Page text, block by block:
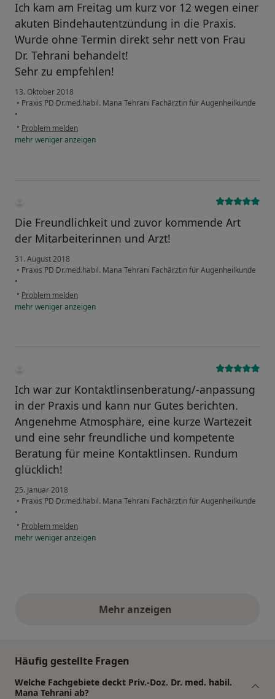
Ich kam am Freitag um kurz vor 12 wegen einer
akuten Bindehautentzündung in die Praxis.
Wurde ohne Termin direkt sehr nett von Frau
Dr. Tehrani behandelt!
Sehr zu empfehlen!
13. Oktober 2018
• Praxis PD Dr.med.habil. Mana Tehrani Fachärztin für Augenheilkunde
•
• Problem melden
mehrwenigeranzeigen
Die Freundlichkeit und zuvor kommende Art
der Mitarbeiterinnen und Arzt!
31. August 2018
• Praxis PD Dr.med.habil. Mana Tehrani Fachärztin für Augenheilkunde
•
• Problem melden
mehrwenigeranzeigen
Ich war zur Kontaktlinsenberatung/-anpassung
in der Praxis und kann nur Gutes berichten.
Angenehme Atmosphäre, eine kurze Wartezeit
und eine sehr freundliche und kompetente
Beratung für meine Kontaktlinsen. Rundum
glücklich!
25. Januar 2018
• Praxis PD Dr.med.habil. Mana Tehrani Fachärztin für Augenheilkunde
•
• Problem melden
mehrwenigeranzeigen
Mehr anzeigenobige Stellungnahmen
Häufig gestellte Fragen
Welche Fachgebiete deckt Priv.-Doz. Dr. med. habil.
Mana Tehrani ab?